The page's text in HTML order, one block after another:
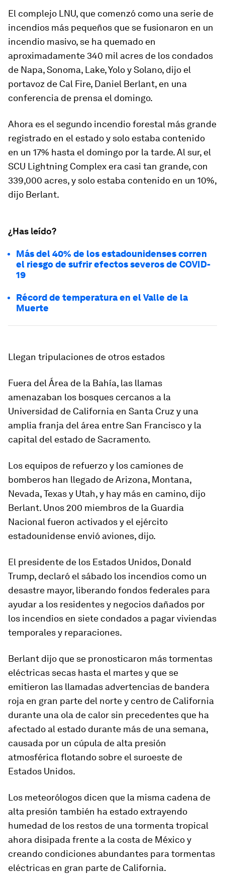
El complejo LNU, que comenzó como una serie de
incendios más pequeños que se fusionaron en un
incendio masivo, se ha quemado en
aproximadamente 340 mil acres de los condados
de Napa, Sonoma, Lake, Yolo y Solano, dijo el
portavoz de Cal Fire, Daniel Berlant, en una
conferencia de prensa el domingo.
Ahora es el segundo incendio forestal más grande
registrado en el estado y solo estaba contenido
en un 17% hasta el domingo por la tarde. Al sur, el
SCU Lightning Complex era casi tan grande, con
339,000 acres, y solo estaba contenido en un 10%,
dijo Berlant.
¿Has leído?
Más del 40% de los estadounidenses corren
el riesgo de sufrir efectos severos de COVID-
19
Récord de temperatura en el Valle de la
Muerte
Llegan tripulaciones de otros estados
Fuera del Área de la Bahía, las llamas
amenazaban los bosques cercanos a la
Universidad de California en Santa Cruz y una
amplia franja del área entre San Francisco y la
capital del estado de Sacramento.
Los equipos de refuerzo y los camiones de
bomberos han llegado de Arizona, Montana,
Nevada, Texas y Utah, y hay más en camino, dijo
Berlant. Unos 200 miembros de la Guardia
Nacional fueron activados y el ejército
estadounidense envió aviones, dijo.
El presidente de los Estados Unidos, Donald
Trump, declaró el sábado los incendios como un
desastre mayor, liberando fondos federales para
ayudar a los residentes y negocios dañados por
los incendios en siete condados a pagar viviendas
temporales y reparaciones.
Berlant dijo que se pronosticaron más tormentas
eléctricas secas hasta el martes y que se
emitieron las llamadas advertencias de bandera
roja en gran parte del norte y centro de California
durante una ola de calor sin precedentes que ha
afectado al estado durante más de una semana,
causada por un cúpula de alta presión
atmosférica flotando sobre el suroeste de
Estados Unidos.
Los meteorólogos dicen que la misma cadena de
alta presión también ha estado extrayendo
humedad de los restos de una tormenta tropical
ahora disipada frente a la costa de México y
creando condiciones abundantes para tormentas
eléctricas en gran parte de California.